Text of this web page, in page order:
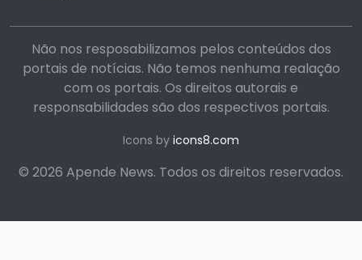
Não nos resposabilizamos pelos conteúdos dos
portais de notícias. Não temos nenhuma realação
com os portais. Os direitos autorais e
responsabilidades são dos respectivos portais.
Icons by icons8.com
© 2026 Apende News. Todos os direitos reservados.